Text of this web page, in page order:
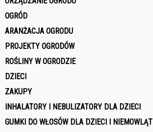
OGRÓD
ARANŻACJA OGRODU
PROJEKTY OGRODÓW
ROŚLINY W OGRODZIE
DZIECI
ZAKUPY
INHALATORY I NEBULIZATORY DLA DZIECI
GUMKI DO WŁOSÓW DLA DZIECI I NIEMOWLĄT